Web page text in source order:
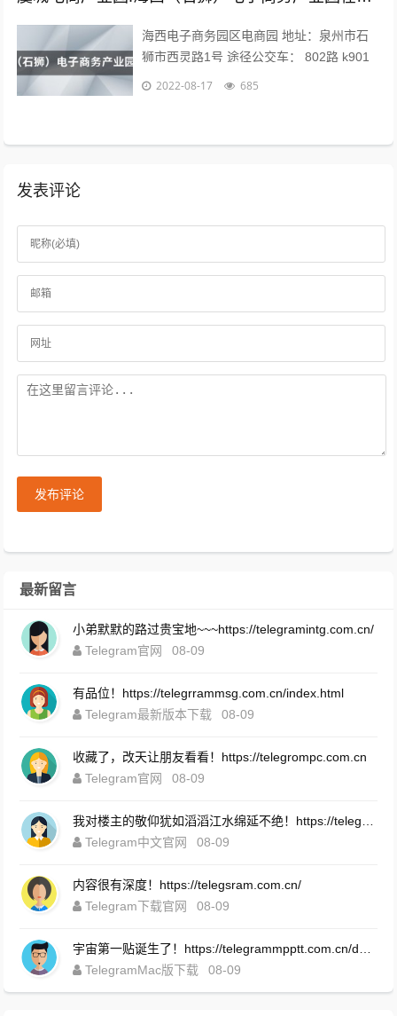
海西电子商务园区电商园 地址：泉州市石
狮市西灵路1号 途径公交车： 802路 k901
路 k902路到石狮服装城南区公交站下车向
2022-08-17 685
发表评论
发布评论
最新留言
小弟默默的路过贵宝地~~~https://telegramintg.com.cn/
Telegram官网
08-09
有品位！https://telegrrammsg.com.cn/index.html
Telegram最新版本下载
08-09
收藏了，改天让朋友看看！https://telegrompc.com.cn
Telegram官网
08-09
Telegram中文官网
08-09
内容很有深度！https://telegsram.com.cn/
Telegram下载官网
08-09
TelegramMac版下载
08-09